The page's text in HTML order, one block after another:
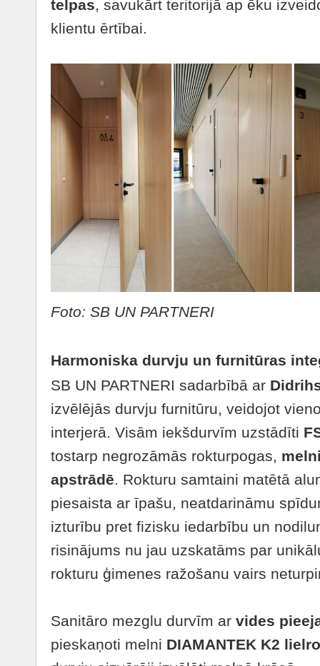
telpas, savukārt teritorijā ap ēku
klientu ērtībai.
Foto: SB UN PARTNERI
Harmoniska durvju un furnitūras
SB UN PARTNERI sadarbībā ar
izvēlējās durvju furnitūru, veidojot
interjerā. Visām iekšdurvīm uzstādīti
tostarp negrozāmās rokturpogas,
apstrādē. Rokturu samtaini matētā
piesaista ar īpašu, neatdarināmu
izturību pret fizisku iedarbību un
risinājums nu jau uzskatāms par
rokturu ģimenes ražošanu vairs
Sanitāro mezglu durvīm ar vides
pieskaņoti melni DIAMANTEK K2